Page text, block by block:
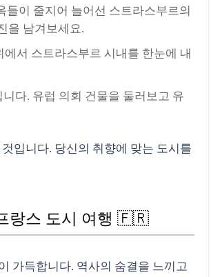
들이 줄지어 늘어선 스트라스부르의
을 남겨보세요.
서 스트라스부르 시내를 한눈에 내
다. 유럽 의회 건물을 둘러보고 유
입니다. 당신의 취향에 맞는 도시를
랑스 도시 여행 🇫🇷
가득합니다. 역사의 숨결을 느끼고